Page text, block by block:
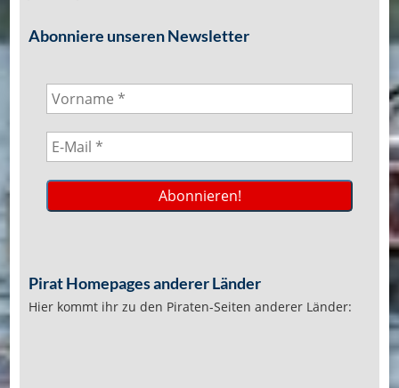
Abonniere unseren Newsletter
Pirat Homepages anderer Länder
Hier kommt ihr zu den Piraten-Seiten anderer Länder: